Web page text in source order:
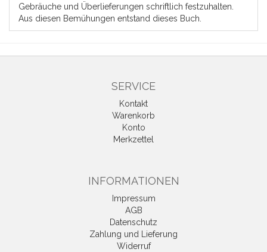
Gebräuche und Überlieferungen schriftlich festzuhalten.
Aus diesen Bemühungen entstand dieses Buch.
SERVICE
Kontakt
Warenkorb
Konto
Merkzettel
INFORMATIONEN
Impressum
AGB
Datenschutz
Zahlung und Lieferung
Widerruf